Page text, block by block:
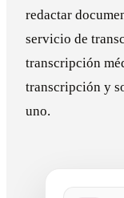
redactar
servicio de
transcripción
transcripción y
uno.